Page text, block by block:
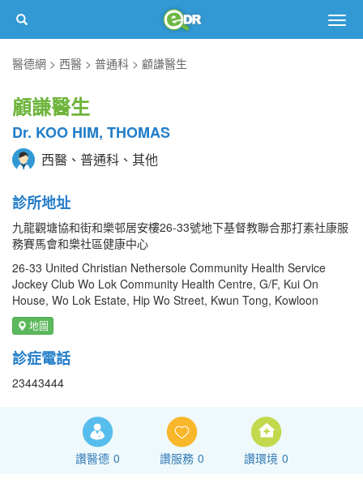
醫德網
西醫 普通科 顧謙醫生
顧謙醫生
Dr. KOO HIM, THOMAS
西醫、普通科、其他
診所地址
九龍觀塘協和街和樂邨居安樓26-33號地下基督教聯合那打素社康服
務賽馬會和樂社區健康中心
26-33 United Christian Nethersole Community Health Service
Jockey Club Wo Lok Community Health Centre, G/F, Kui On
House, Wo Lok Estate, Hip Wo Street, Kwun Tong, Kowloon
地圖
診症電話
23443444
讚醫德 0 讚服務 0 讚環境 0